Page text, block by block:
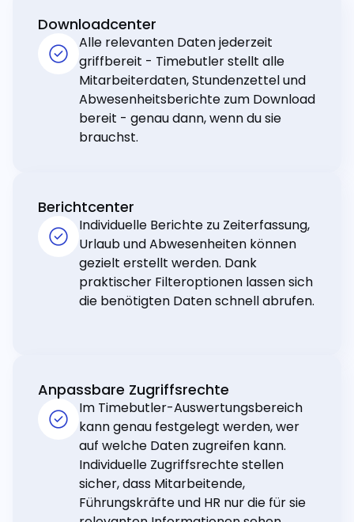
Downloadcenter
Alle relevanten Daten jederzeit
griffbereit - Timebutler stellt alle
Mitarbeiterdaten, Stundenzettel und
Abwesenheitsberichte zum Download
bereit - genau dann, wenn du sie
brauchst.
Berichtcenter
Individuelle Berichte zu Zeiterfassung,
Urlaub und Abwesenheiten können
gezielt erstellt werden. Dank
praktischer Filteroptionen lassen sich
die benötigten Daten schnell abrufen.
Anpassbare Zugriffsrechte
Im Timebutler-Auswertungsbereich
kann genau festgelegt werden, wer
auf welche Daten zugreifen kann.
Individuelle Zugriffsrechte stellen
sicher, dass Mitarbeitende,
Führungskräfte und HR nur die für sie